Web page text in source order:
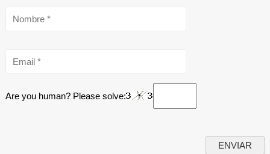
Are you human? Please solve: